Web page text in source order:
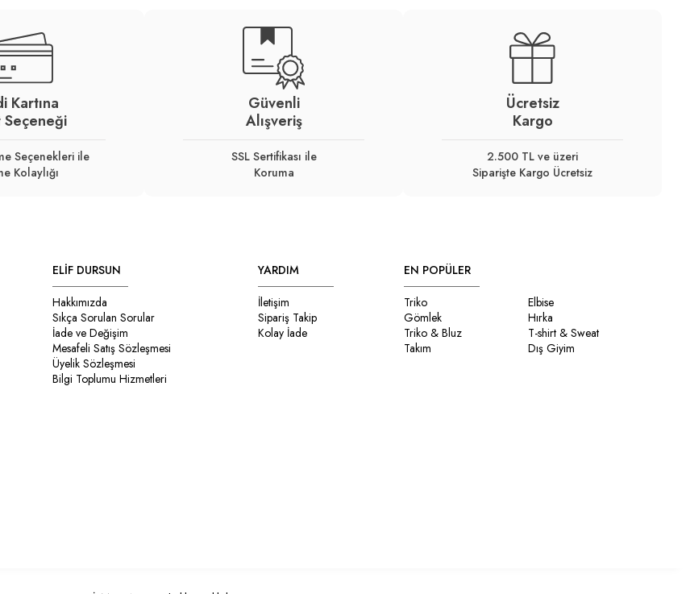
Kartına
Seçeneği
Seçenekleri ile
Kolaylığı
Güvenli
Alışveriş
SSL Sertifikası ile
Koruma
Ücretsiz
Kargo
2.500 TL ve üzeri
Siparişte Kargo Ücretsiz
ELİF DURSUN
Hakkımızda
Sıkça Sorulan Sorular
İade ve Değişim
Mesafeli Satış Sözleşmesi
Üyelik Sözleşmesi
Bilgi Toplumu Hizmetleri
YARDIM
İletişim
Sipariş Takip
Kolay İade
EN POPÜLER
Triko
Elbise
Gömlek
Hırka
Triko & Bluz
T-shirt & Sweat
Takım
Dış Giyim